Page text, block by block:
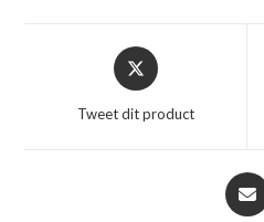
Opent
in
nieuw
Tweet dit product
in